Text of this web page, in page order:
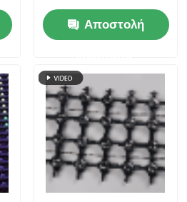
αποδοτική χαμηλής
ισχύος εξωτερική
οθόνη οθόνης με LED
Αποστολή